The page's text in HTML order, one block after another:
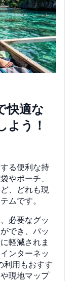
快適な
よう！
る便利な持
やポーチ、
、どれも現
ムです。
必要なグッ
でき、パッ
軽減されま
ンターネッ
利用もおすす
現地マップ